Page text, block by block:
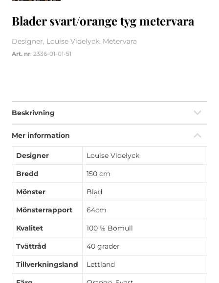
Blader svart/orange tyg metervara
Designer, Louise Videlyck, Metervara
Art. nr: 2336-01-01-51
Beskrivning
Mer information
Designer Louise Videlyck
Bredd 150 cm
Mönster Blad
Mönsterrapport 64cm
Kvalitet 100 % Bomull
Tvättråd 40 grader
Tillverkningsland Lettland